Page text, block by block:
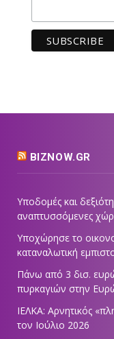
BIZNOW.GR
Υποδομές και
αναπτυσσόμενες
Υποχώρησε το
καταναλωτική
Πάνω από 3 δισ.
πυρκαγιών στην
ΙΕΛΚΑ: Αρνητικός
τον Ιούλιο 2026